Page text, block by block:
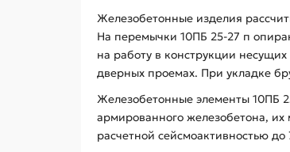
Железобетонные изделия
На перемычки 10ПБ 25-27 п
на работу в конструкции
дверных проемах. При укладке
Железобетонные элементы 10ПБ
армированного железобетона, их
расчетной сейсмоактивностью